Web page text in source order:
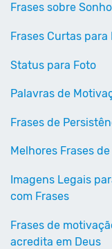
Frases sobre
Frases Curtas para
Status para Foto
Palavras de
Frases de
Melhores Frases
Imagens Legais
com Frases
Frases de
acredita em Deus